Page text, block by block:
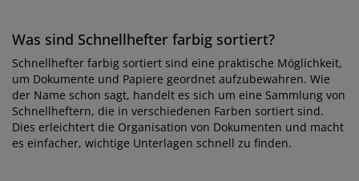
Was sind Schnellhefter farbig sortiert?
Schnellhefter farbig sortiert sind eine praktische Möglichkeit,
um Dokumente und Papiere geordnet aufzubewahren. Wie
der Name schon sagt, handelt es sich um eine Sammlung von
Schnellheftern, die in verschiedenen Farben sortiert sind.
Dies erleichtert die Organisation von Dokumenten und macht
es einfacher, wichtige Unterlagen schnell zu finden.